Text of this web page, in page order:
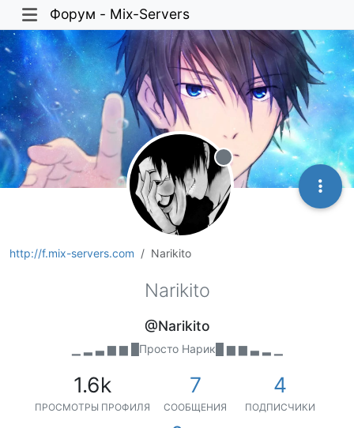
Форум - Mix-Servers
http://f.mix-servers.com Narikito
Не в сети
Narikito
@Narikito
▁ ▂ ▃ ▆ ▆ █Просто Нарик█ ▆ ▆ ▃ ▂ ▁
1.6k
ПРОСМОТРЫ ПРОФИЛЯ
7
СООБЩЕНИЯ
4
ПОДПИСЧИКИ